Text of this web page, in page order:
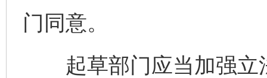
门同意。
起草部门应当加强立